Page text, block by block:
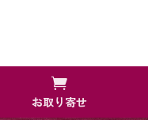

お取り寄せ